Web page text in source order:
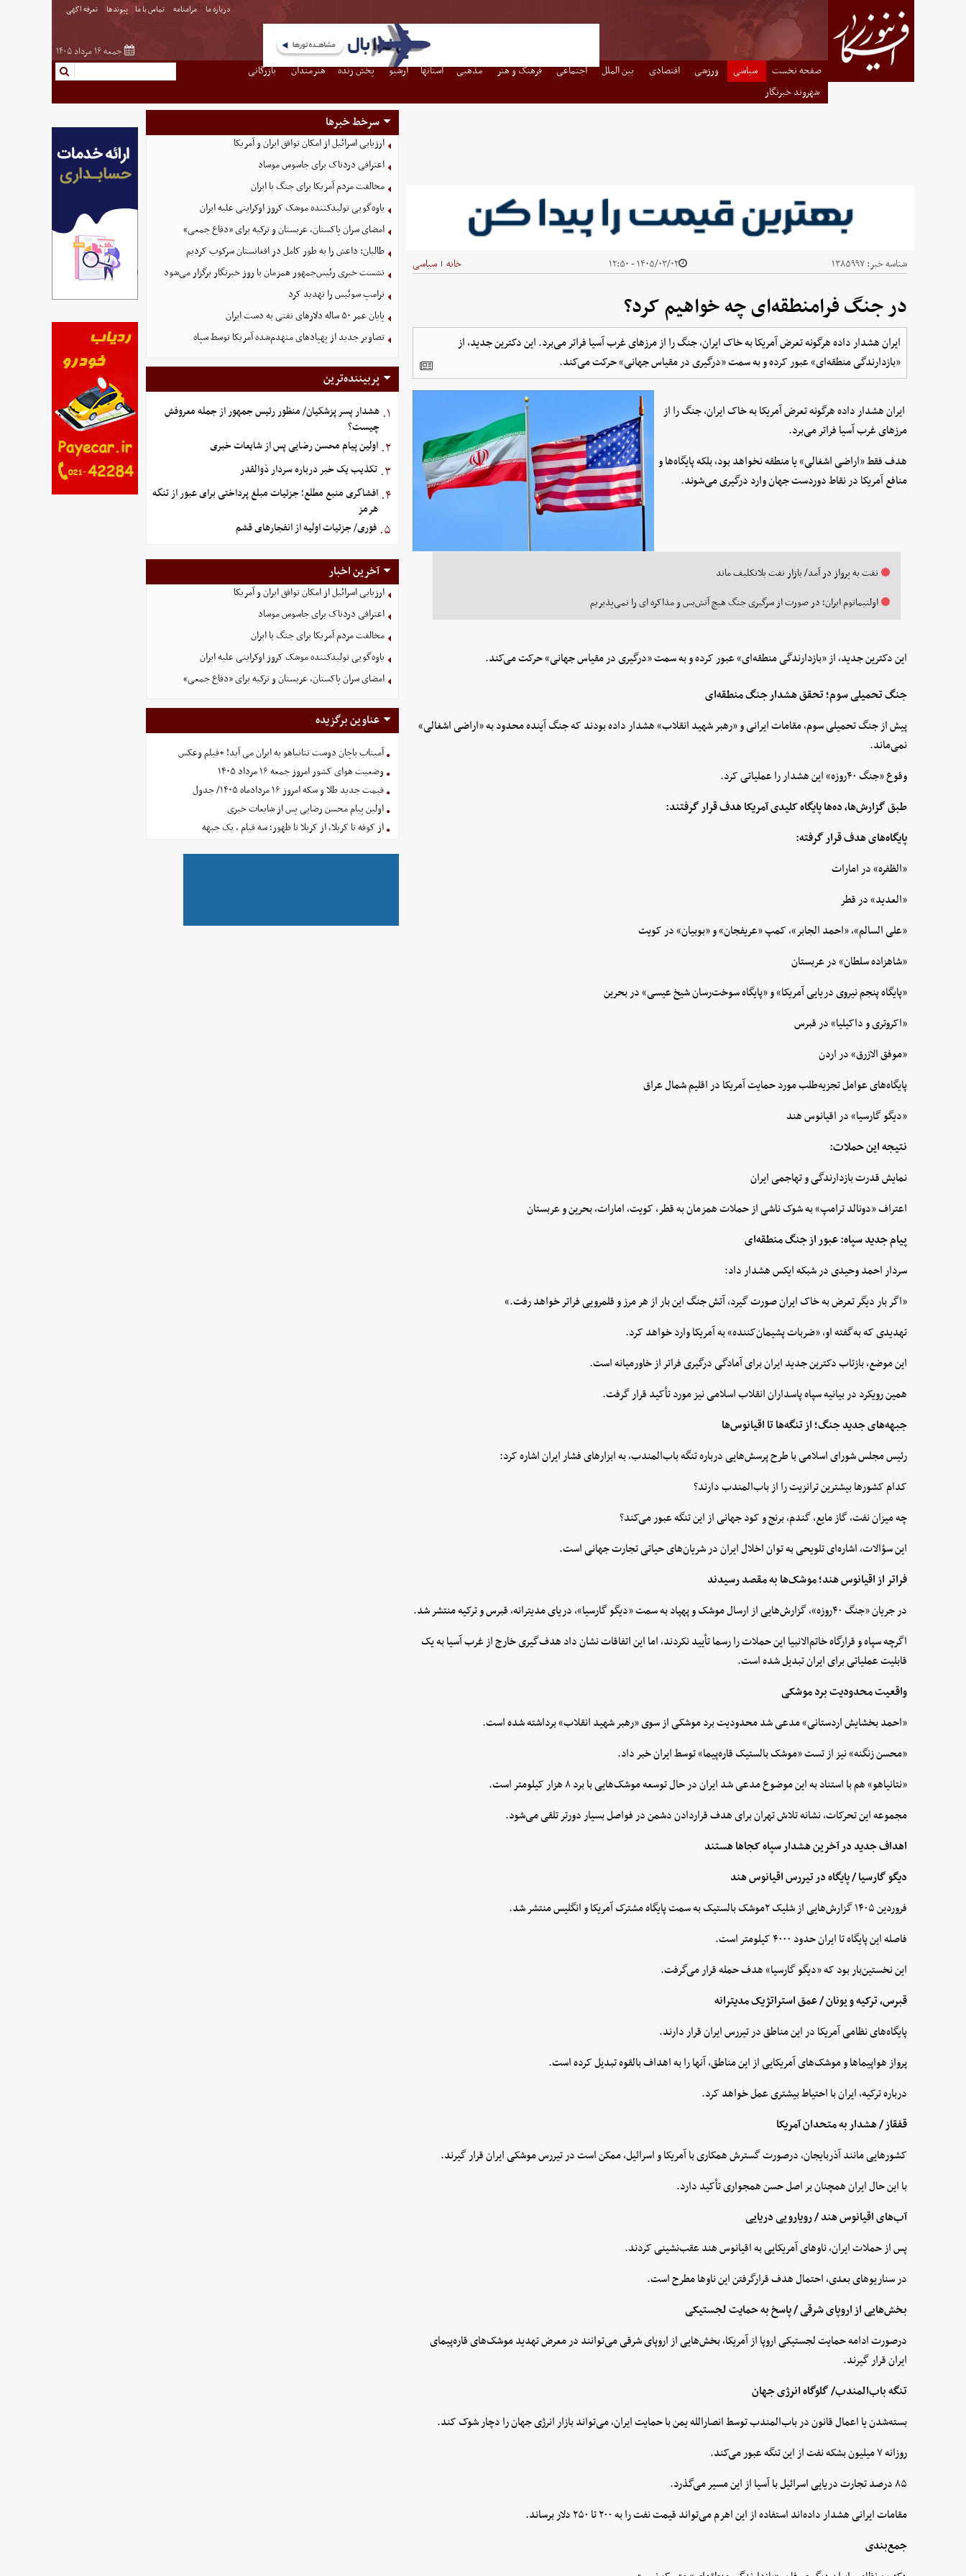
درباره ما مرامنامه تماس با ما پیوندها تعرفه اگهی
جمعه ۱۶ مرداد ۱۴۰۵
صفحه نخست سیاسی ورزشی اقتصادی بین الملل اجتماعی فرهنگ و هنر مذهبی استانها آرشیو پخش زنده هنرمندان
بازرگانی
شهروند خبرنگار
شناسه خبر:۱۳۸۵۹۹۷ ۱۴۰۵/۰۳/۰۲ - ۱۲:۵۰ خانه | سیاسی
در جنگ فرامنطقه‌ای چه خواهیم کرد؟
ایران هشدار داده هرگونه تعرض آمریکا به خاک ایران، جنگ را از مرزهای غرب آسیا فراتر می‌برد. این دکترین جدید، از
«بازدارندگی منطقه‌ای» عبور کرده و به سمت «درگیری در مقیاس جهانی» حرکت می‌کند.
ایران هشدار داده هرگونه تعرض آمریکا به خاک ایران، جنگ را از
مرزهای غرب آسیا فراتر می‌برد.
هدف فقط «اراضی اشغالی» یا منطقه نخواهد بود، بلکه پایگاه‌ها و
منافع آمریکا در نقاط دوردست جهان وارد درگیری می‌شوند.
نفت به پرواز در آمد/ بازار نفت بلاتکلیف ماند
اولتیماتوم ایران؛ در صورت از سرگیری جنگ هیچ آتش‌بس و مذاکره ای را نمی‌پذیریم
این دکترین جدید، از «بازدارندگی منطقه‌ای» عبور کرده و به سمت «درگیری در مقیاس جهانی» حرکت می‌کند.
جنگ تحمیلی سوم؛ تحقق هشدار جنگ منطقه‌ای
پیش از جنگ تحمیلی سوم، مقامات ایرانی و «رهبر شهید انقلاب» هشدار داده بودند که جنگ آینده محدود به «اراضی اشغالی»
نمی‌ماند.
وقوع «جنگ ۴۰روزه» این هشدار را عملیاتی کرد.
طبق گزارش‌ها، ده‌ها پایگاه کلیدی آمریکا هدف قرار گرفتند:
پایگاه‌های هدف قرار گرفته:
«الظفره» در امارات
«العدید» در قطر
«علی السالم»، «احمد الجابر»، کمپ «عریفجان» و «بوبیان» در کویت
«شاهزاده سلطان» در عربستان
«پایگاه پنجم نیروی دریایی آمریکا» و «پایگاه سوخت‌رسان شیخ عیسی» در بحرین
«اکروتری و داکیلیا» در قبرس
«موفق الازرق» در اردن
پایگاه‌های عوامل تجزیه‌طلب مورد حمایت آمریکا در اقلیم شمال عراق
«دیگو گارسیا» در اقیانوس هند
نتیجه این حملات:
نمایش قدرت بازدارندگی و تهاجمی ایران
اعتراف «دونالد ترامپ» به شوک ناشی از حملات همزمان به قطر، کویت، امارات، بحرین و عربستان
پیام جدید سپاه: عبور از جنگ منطقه‌ای
سردار احمد وحیدی در شبکه ایکس هشدار داد:
«اگر بار دیگر تعرض به خاک ایران صورت گیرد، آتش جنگ این بار از هر مرز و قلمرویی فراتر خواهد رفت.»
تهدیدی که به‌گفته او، «ضربات پشیمان‌کننده» به آمریکا وارد خواهد کرد.
این موضع، بازتاب دکترین جدید ایران برای آمادگی درگیری فراتر از خاورمیانه است.
همین رویکرد در بیانیه سپاه پاسداران انقلاب اسلامی نیز مورد تأکید قرار گرفت.
جبهه‌های جدید جنگ؛ از تنگه‌ها تا اقیانوس‌ها
رئیس مجلس شورای اسلامی با طرح پرسش‌هایی درباره تنگه باب‌المندب، به ابزارهای فشار ایران اشاره کرد:
کدام کشورها بیشترین ترانزیت را از باب‌المندب دارند؟
چه میزان نفت، گاز مایع، گندم، برنج و کود جهانی از این تنگه عبور می‌کند؟
این سؤالات، اشاره‌ای تلویحی به توان اخلال ایران در شریان‌های حیاتی تجارت جهانی است.
فراتر از اقیانوس هند؛ موشک‌ها به مقصد رسیدند
در جریان «جنگ ۴۰روزه»، گزارش‌هایی از ارسال موشک و پهپاد به سمت «دیگو گارسیا»،️ دریای مدیترانه،️ قبرس و ترکیه منتشر شد.
اگرچه سپاه و قرارگاه خاتم‌الانبیا این حملات را رسما تأیید نکردند، اما این اتفاقات نشان داد هدف‌گیری خارج از غرب آسیا به یک
قابلیت عملیاتی برای ایران تبدیل شده است.
واقعیت محدودیت برد موشکی
«احمد بخشایش اردستانی» مدعی شد محدودیت برد موشکی از سوی «رهبر شهید انقلاب» برداشته شده است.
«محسن زنگنه» نیز از تست «موشک بالستیک قاره‌پیما» توسط ایران خبر داد.
«نتانیاهو» هم با استناد به این موضوع مدعی شد ایران در حال توسعه موشک‌هایی با برد ۸ هزار کیلومتر است.
مجموعه این تحرکات، نشانه تلاش تهران برای هدف قراردادن دشمن در فواصل بسیار دورتر تلقی می‌شود.
اهداف جدید در آخرین هشدار سپاه کجاها هستند
دیگو گارسیا / پایگاه در تیررس اقیانوس هند
فروردین ۱۴۰۵ گزارش‌هایی از شلیک ۲موشک بالستیک به سمت پایگاه مشترک آمریکا و انگلیس منتشر شد.
فاصله این پایگاه تا ایران حدود ۴۰۰۰ کیلومتر است.
این نخستین‌بار بود که «دیگو گارسیا» هدف حمله قرار می‌گرفت.
قبرس، ترکیه و یونان / عمق استراتژیک مدیترانه
پایگاه‌های نظامی آمریکا در این مناطق در تیررس ایران قرار دارند.
پرواز هواپیماها و موشک‌های آمریکایی از این مناطق، آنها را به اهداف بالقوه تبدیل کرده است.
درباره ترکیه، ایران با احتیاط بیشتری عمل خواهد کرد.
قفقاز / هشدار به متحدان آمریکا
کشورهایی مانند آذربایجان، درصورت گسترش همکاری با آمریکا و اسرائیل، ممکن است در تیررس موشکی ایران قرار گیرند.
با این حال ایران همچنان بر اصل حسن همجواری تأکید دارد.
آب‌های اقیانوس هند / رویارویی دریایی
پس از حملات ایران، ناوهای آمریکایی به اقیانوس هند عقب‌نشینی کردند.
در سناریوهای بعدی، احتمال هدف قرارگرفتن این ناوها مطرح است.
بخش‌هایی از اروپای شرقی / پاسخ به حمایت لجستیکی
درصورت ادامه حمایت لجستیکی اروپا از آمریکا، بخش‌هایی از اروپای شرقی می‌توانند در معرض تهدید موشک‌های قاره‌پیمای
ایران قرار گیرند.
تنگه باب‌المندب/ گلوگاه انرژی جهان
بسته‌شدن یا اعمال قانون در باب‌المندب توسط انصارالله یمن با حمایت ایران، می‌تواند بازار انرژی جهان را دچار شوک کند.
روزانه ۷ میلیون بشکه نفت از این تنگه عبور می‌کند.
۸۵ درصد تجارت دریایی اسرائیل با آسیا از این مسیر می‌گذرد.
مقامات ایرانی هشدار داده‌اند استفاده از این اهرم می‌تواند قیمت نفت را به ۲۰۰ تا ۲۵۰ دلار برساند.
جمع‌بندی
سرخط خبرها
ارزیابی اسرائیل از امکان توافق ایران و آمریکا
اعترافی دردناک برای جاسوس موساد
مخالفت مردم آمریکا برای جنگ با ایران
یاوه‌گویی تولیدکننده موشک کروز اوکراینی علیه ایران
امضای سران پاکستان، عربستان و ترکیه برای «دفاع جمعی»
طالبان: داعش را به طور کامل در افغانستان سرکوب کردیم
نشست خبری رئیس‌جمهور همزمان با روز خبرنگار برگزار می‌شود
ترامپ سوئیس را تهدید کرد
پایان عمر ۵۰ ساله دلارهای نفتی به دست ایران
تصاویر جدید از پهپادهای منهدم‌شده آمریکا توسط سپاه
پربیننده‌ترین
۱. هشدار پسر پزشکیان/ منظور رئیس جمهور از جمله معروفش
چیست؟
۲. اولین پیام محسن رضایی پس از شایعات خبری
۳. تکذیب یک خبر درباره سردار ذوالقدر
۴. افشاگری منبع مطلع؛ جزئیات مبلغ پرداختی برای عبور از تنگه
هرمز
۵. فوری/ جزئیات اولیه از انفجارهای قشم
آخرین اخبار
ارزیابی اسرائیل از امکان توافق ایران و آمریکا
اعترافی دردناک برای جاسوس موساد
مخالفت مردم آمریکا برای جنگ با ایران
یاوه‌گویی تولیدکننده موشک کروز اوکراینی علیه ایران
امضای سران پاکستان، عربستان و ترکیه برای «دفاع جمعی»
عناوین برگزیده
آمیتاب باچان دوست نتانیاهو به ایران می آید! +فیلم وعکس
وضعیت هوای کشور امروز جمعه ۱۶ مرداد ۱۴۰۵
قیمت جدید طلا و سکه امروز ۱۶ مردادماه ۱۴۰۵/ جدول
اولین پیام محسن رضایی پس از شایعات خبری
از کوفه تا کربلا، از کربلا تا ظهور؛ سه قیام ، یک جبهه